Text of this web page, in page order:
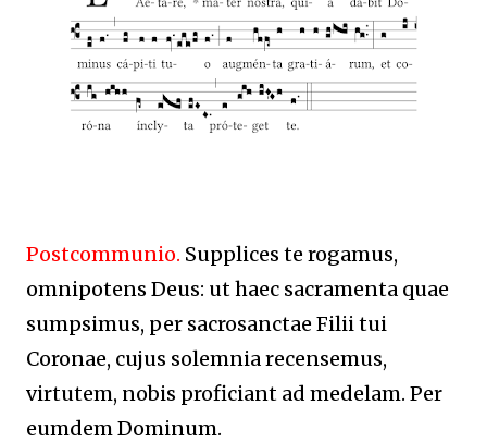
Postcommunio. Supplices te rogamus,
omnipotens Deus: ut haec sacramenta quae
sumpsimus, per sacrosanctae Filii tui
Coronae, cujus solemnia recensemus,
virtutem, nobis proficiant ad medelam. Per
eumdem Dominum.